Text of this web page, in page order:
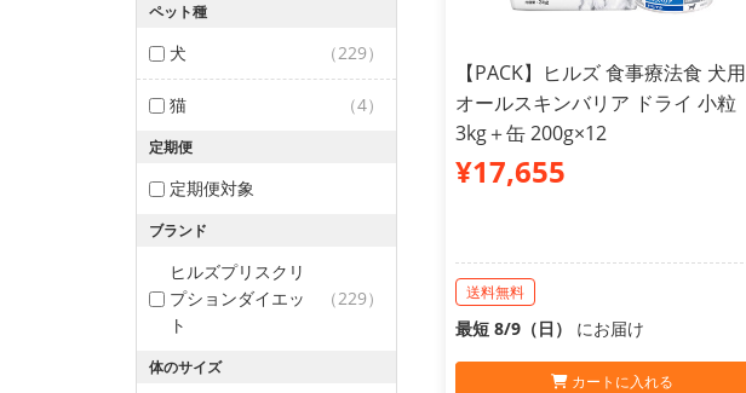
ペット種
犬 （229）
猫 （4）
定期便
定期便対象
ブランド
ヒルズプリスクリ
プションダイエッ
ト
（229）
体のサイズ
【PACK】ヒルズ 食事療法食 犬用
オールスキンバリア ドライ 小粒
3kg＋缶 200g×12
¥17,655
送料無料
最短 8/9（日） にお届け
カートに入れる